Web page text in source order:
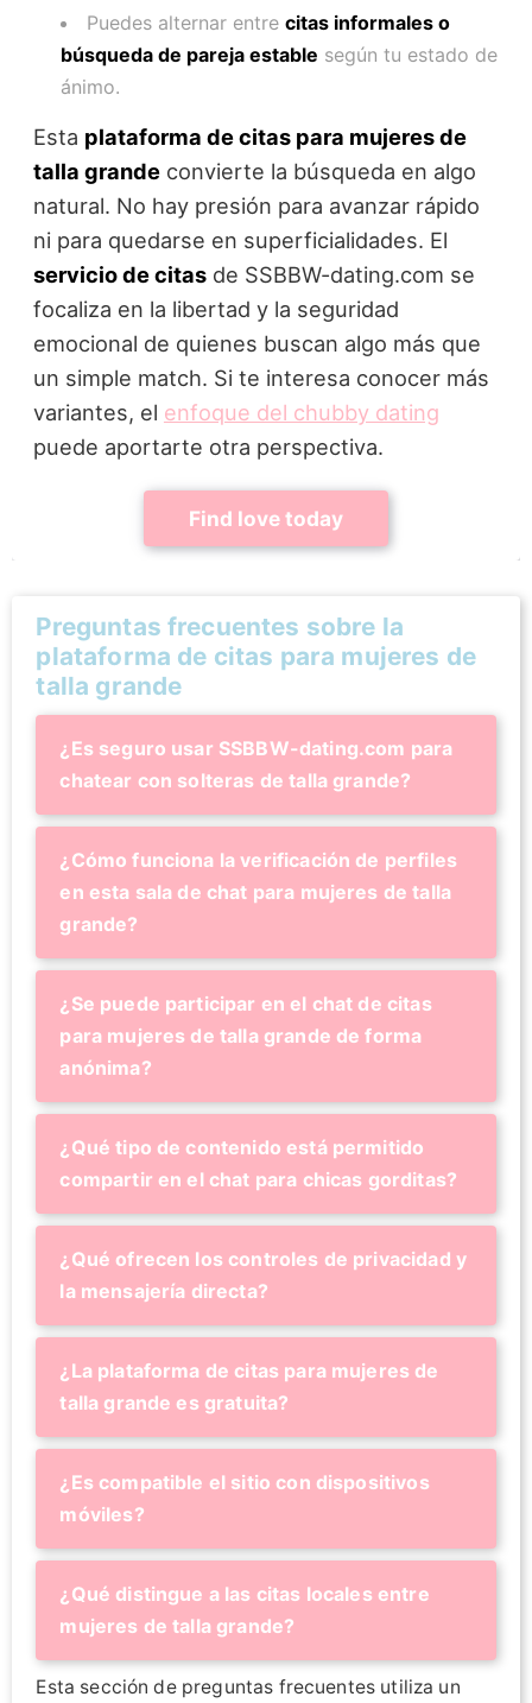
Puedes alternar entre citas informales o
búsqueda de pareja estable según tu estado de
ánimo.
Esta plataforma de citas para mujeres de
talla grandeconvierte la búsqueda en algo
natural. No hay presión para avanzar rápido
ni para quedarse en superficialidades. El
servicio de citasde SSBBW-dating.com se
focaliza en la libertad y la seguridad
emocional de quienes buscan algo más que
un simple match. Si te interesa conocer más
variantes, el enfoque del chubby dating
puede aportarte otra perspectiva.
Find love today
Preguntas frecuentes sobre la
plataforma de citas para mujeres de
talla grande
¿Es seguro usar SSBBW-dating.com para
chatear con solteras de talla grande?
¿Cómo funciona la verificación de perfiles
en esta sala de chat para mujeres de talla
grande?
¿Se puede participar en el chat de citas
para mujeres de talla grande de forma
anónima?
¿Qué tipo de contenido está permitido
compartir en el chat para chicas gorditas?
¿Qué ofrecen los controles de privacidad y
la mensajería directa?
¿La plataforma de citas para mujeres de
talla grande es gratuita?
¿Es compatible el sitio con dispositivos
móviles?
¿Qué distingue a las citas locales entre
mujeres de talla grande?
Esta sección de preguntas frecuentes utiliza un